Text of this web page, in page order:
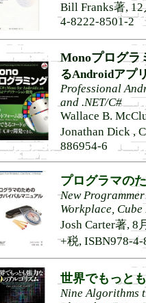
Bill Franks著,
4-8222-8501-2
Monoプログラ
るAndroidアプ
Professional
and .NET/C#
Wallace B.
Jonathan Dick ,
886954-6
プログラマの
New
Workplace,
Josh Carter著, 8
+税, ISBN978-4-
世界でもっと
Nine Algorithms